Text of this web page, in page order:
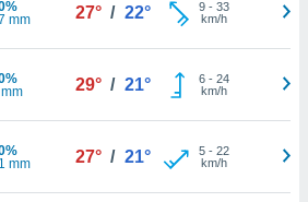
mm
27° / 22° 9- 33
km/h
29° / 21° 6- 24
km/h
mm
27° / 21° 5- 22
km/h